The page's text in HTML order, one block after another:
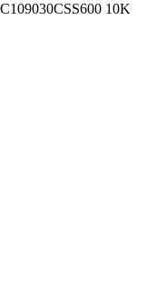
10K